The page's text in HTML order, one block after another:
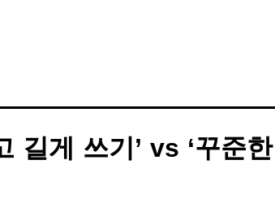
길게 쓰기’ vs ‘꾸준한